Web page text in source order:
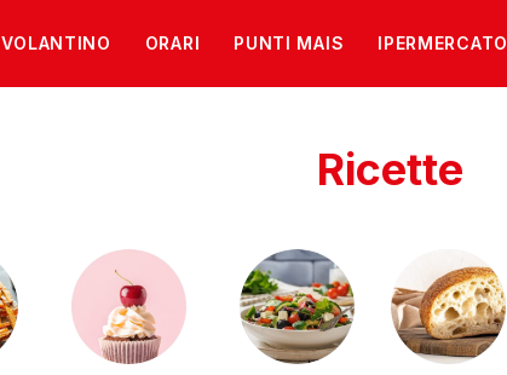
VOLANTINO ORARI PUNTI MAIS IPERMERCATO
Ricette